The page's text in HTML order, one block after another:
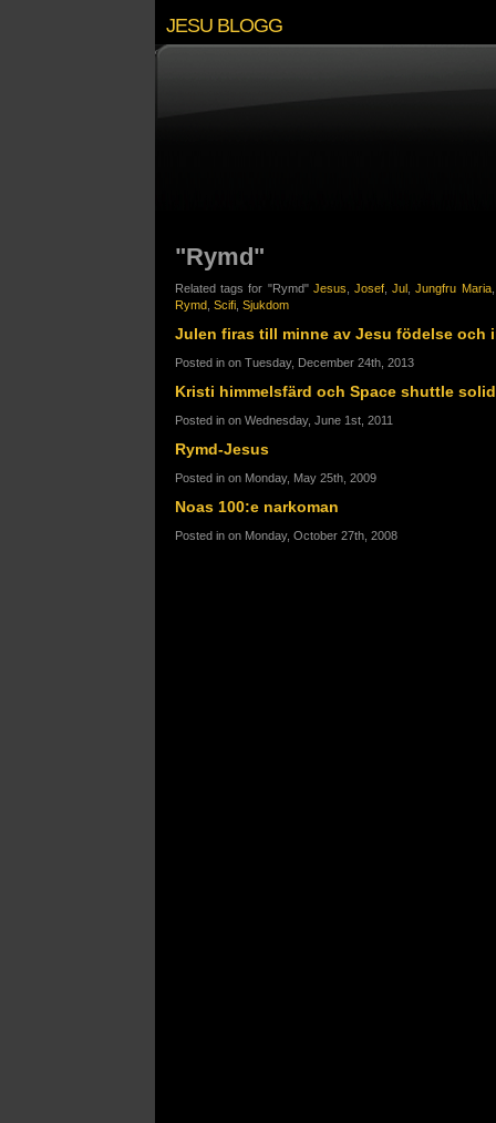
JESU BLOGG
"Rymd"
Related tags for "Rymd" Jesus,Josef,Jul ,Jungfru Maria
Rymd, Scifi, Sjukdom
Julen firas till minne av Jesu födelse och
Posted in on Tuesday, December 24th, 2013
Kristi himmelsfärd och Space shuttle
Posted in on Wednesday, June 1st, 2011
Rymd-Jesus
Posted in on Monday, May 25th, 2009
Noas 100:e narkoman
Posted in on Monday, October 27th, 2008